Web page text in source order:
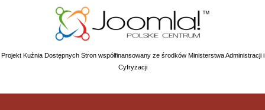
Projekt Kuźnia Dostępnych Stron współfinansowany ze środków Ministerstwa Administracji i
Cyfryzacji